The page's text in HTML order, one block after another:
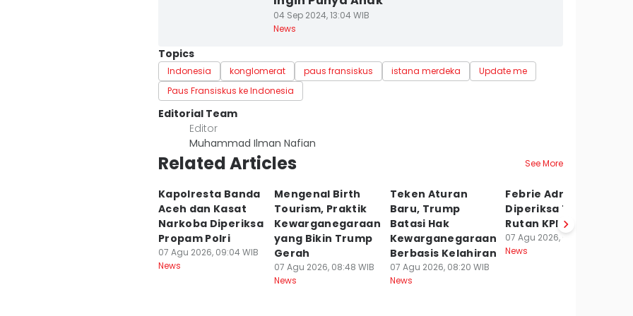
04 Sep 2024, 13:04 WIB
News
Topics
Indonesia konglomerat paus fransiskus istana merdeka
Update me
Paus Fransiskus ke Indonesia
Editorial Team
Editor
Muhammad Ilman Nafian
Related Articles See More
Kapolresta Banda
Aceh dan Kasat
Narkoba Diperiksa
Propam Polri
07 Agu 2026, 09:04 WIB
News
Mengenal Birth
Tourism, Praktik
Kewarganegaraan
yang Bikin Trump
Gerah
07 Agu 2026, 08:48 WIB
News
Teken Aturan
Baru, Trump
Batasi Hak
Kewarganegaraan
Berbasis Kelahiran
07 Agu 2026, 08:20 WIB
News
Febrie Adriansyah
Diperiksa Tim 9 di
Rutan KPK Hari Ini
07 Agu 2026, 08:18 WIB
News